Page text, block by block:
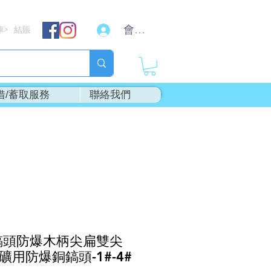
結賬 會員登入
/蓄取服務 聯絡我們
防爆木柄尖扁雙尖
用防爆銅鎬頭-1#-4#